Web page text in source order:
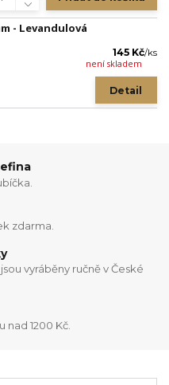
- Levandulová
145 Kč/ks
není skladem
Detail
zdarma.
vyráběny ručně v České
nad 1200 Kč.